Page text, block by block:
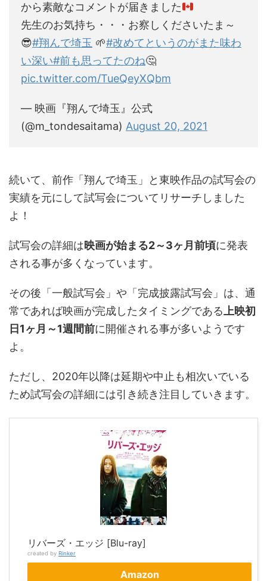
から素敵なコメントが届きました
先生のお気持ち・・・お察しくださいたま～
😎#翔んで埼玉 🌱#改めてというのがまた味わ
い深い#前も思ってたのね🤔
pic.twitter.com/TueQeyXQbm
— 映画『翔んで埼玉』公式
(@m_tondesaitama) August 20, 2021
続いて、前作「翔んで埼玉」と東映作品の試写会の
実績を元にして試写会についてリサーチしました
よ！
試写会の詳細は映画が始まる2～3ヶ月前頃に発表
される事が多くなっています。
その後「一般試写会」や「完成披露試写会」は、通
常であれば映画が完成したタイミングである 上映初
日1ヶ月～1週間前に開催される事が多いようです
よ。
ただし、2020年以降は延期や中止も相次いでいる
ため試写会の詳細には引き続き注目していきます。
リバーズ・エッジ [Blu-ray]
created by Rinker
Amazon